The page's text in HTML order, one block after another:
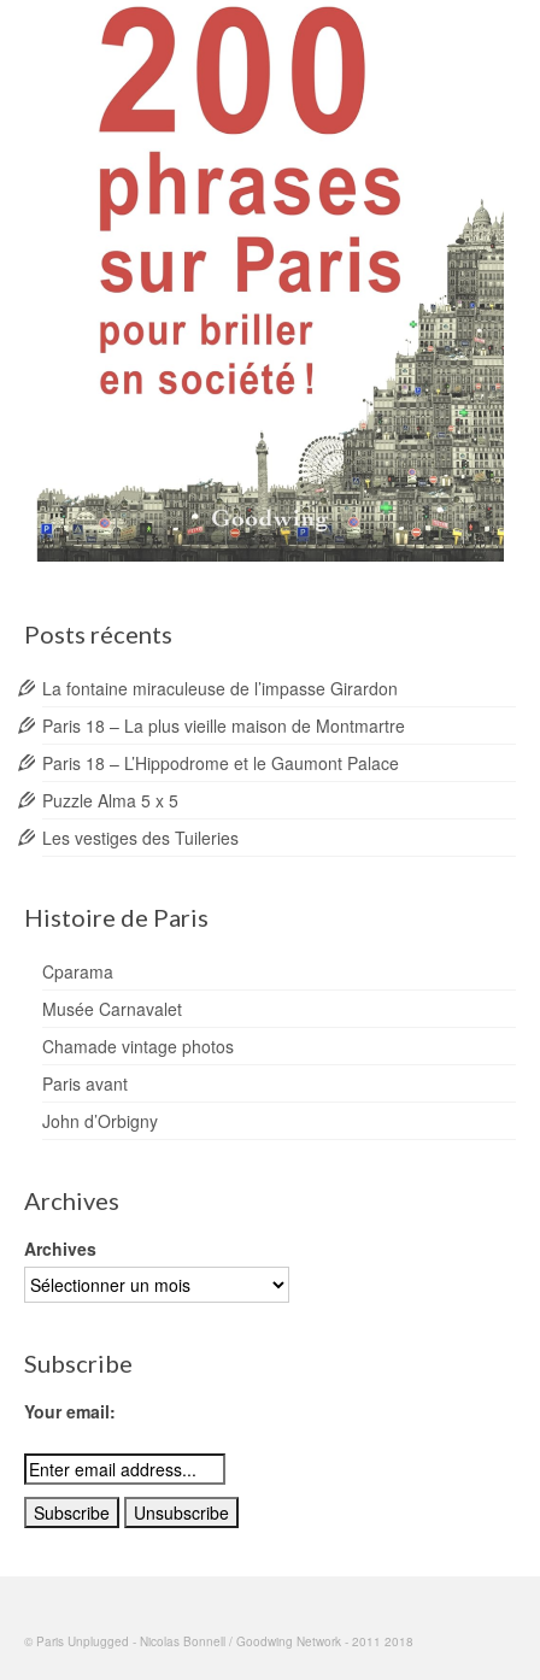
Posts récents
La fontaine miraculeuse de l’impasse Girardon
Paris 18 – La plus vieille maison de Montmartre
Paris 18 – L’Hippodrome et le Gaumont Palace
Puzzle Alma 5 x 5
Les vestiges des Tuileries
Histoire de Paris
Cparama
Musée Carnavalet
Chamade vintage photos
Paris avant
John d’Orbigny
Archives
Archives
Subscribe
Your email:
© Paris Unplugged - Nicolas Bonnell / Goodwing Network - 2011 2018